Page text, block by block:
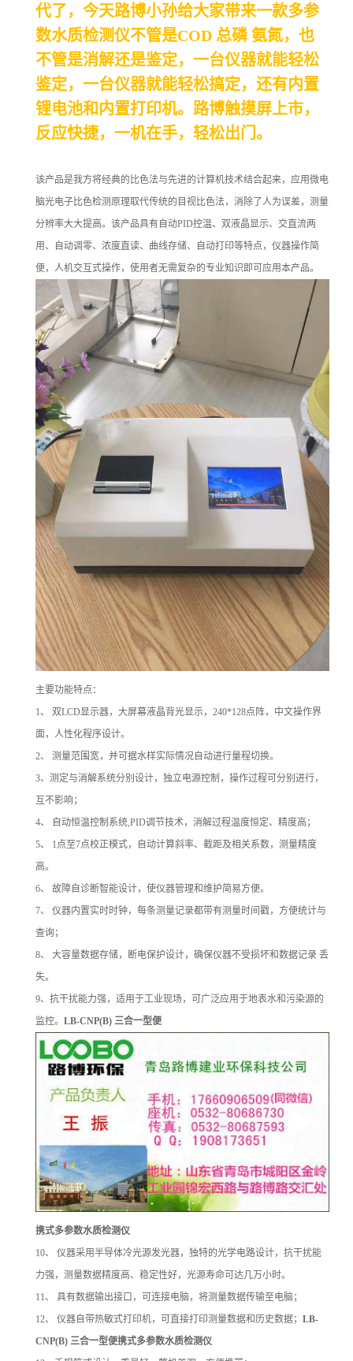
代了，今天路博小孙给大家带来一款多参
数水质检测仪不管是COD 总磷氨氮，也
不管是消解还是鉴定，一台仪器就能轻松
鉴定，一台仪器就能轻松搞定，还有内置
锂电池和内置打印机。路博触摸屏上市，
反应快捷，一机在手，轻松出门。
该产品是我方将经典的比色法与先进的计算机技术结合起来，应用微电
脑光电子比色检测原理取代传统的目视比色法，消除了人为误差，测量
分辨率大大提高。该产品具有自动PID控温、双液晶显示、交直流两
用、自动调零、浓度直读、曲线存储、自动打印等特点，仪器操作简
便，人机交互式操作，使用者无需复杂的专业知识即可应用本产品。
主要功能特点：
1、 双LCD显示器，大屏幕液晶背光显示， 240*128点阵，中文操作界
面，人性化程序设计。
2、
测量范围宽，并可据水样实际情况自动进行量程切换。
3、测定与消解系统分别设计，独立电源控制，操作过程可分别进行，
互不影响；
4、 自动恒温控制系统,PID调节技术，消解过程温度恒定、精度高；
5、 1点至7点校正模式，自动计算斜率、截距及相关系数，测量精度
高。
6、
故障自诊断智能设计，使仪器管理和维护简易方便。
7、
仪器内置实时时钟，每条测量记录都带有测量时间戳，方便统计与
查询；
8、
大容量数据存储，断电保护设计，确保仪器不受损坏和数据记录 丢
失。
9、抗干扰能力强，适用于工业现场，可广泛应用于地表水和污染源的
监控。 LB-CNP(B) 三合一型便
携式多参数水质检测仪
10、
仪器采用半导体冷光源发光器，独特的光学电路设计，抗干扰能
力强，测量数据精度高、稳定性好，光源寿命可达几万小时。
11 、
具有数据输出接口，可连接电脑，将测量数据传输至电脑；
12、 仪器自带热敏式打印机，可直接打印测量数据和历史数据； LB-
CNP(B) 三合一型便携式多参数水质检测仪